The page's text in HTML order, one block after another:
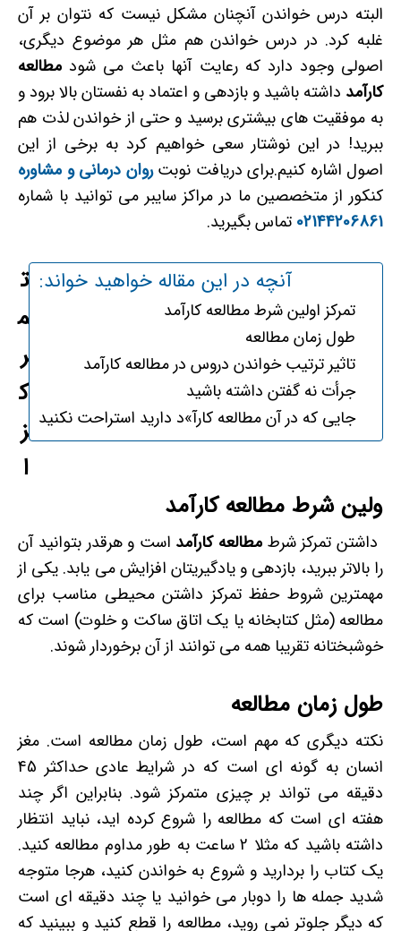
البته درس خواندن آنچنان مشکل نیست که نتوان بر آن
غلبه کرد. در درس خواندن هم مثل هر موضوع دیگری،
اصولی وجود دارد که رعایت آنها باعث می شود مطالعه
کارآمد داشته باشید و بازدهی و اعتماد به نفستان بالا برود و
به موفقیت های بیشتری برسید و حتی از خواندن لذت هم
ببرید! در این نوشتار سعی خواهیم کرد به برخی از این
اصول اشاره کنیم.برای دریافت نوبتروان درمانی و مشاوره
کنکور از متخصصین ما در مراکز سایبر می توانید با شماره
02144206861 تماس بگیرید.
آنچه در این مقاله خواهید خواند:
تمرکز اولین شرط مطالعه کارآمد
طول زمان مطالعه
تاثیر ترتیب خواندن دروس در مطالعه کارآمد
جرأت نه گفتن داشته باشيد
جایی که در آن مطالعه کارآ»د دارید استراحت نکنید
ت
م
ر
ک
ز
ا
ولین شرط مطالعه کارآمد
داشتن تمرکز شرطمطالعه کارآمد است و هرقدر بتوانید آن
را بالاتر ببرید، بازدهی و یادگیریتان افزایش می یابد. یکی از
مهمترین شروط حفظ تمرکز داشتن محیطی مناسب برای
مطالعه (مثل کتابخانه یا یک اتاق ساکت و خلوت) است که
خوشبختانه تقریبا همه می توانند از آن برخوردار شوند.
طول زمان مطالعه
نکته دیگری که مهم است، طول زمان مطالعه است. مغز
انسان به گونه ای است که در شرایط عادی حداکثر 45
دقیقه می تواند بر چیزی متمرکز شود. بنابراین اگر چند
هفته ای است که مطالعه را شروع کرده اید، نباید انتظار
داشته باشید که مثلا 2 ساعت به طور مداوم مطالعه کنید.
یک کتاب را بردارید و شروع به خواندن کنید، هرجا متوجه
شدید جمله ها را دوبار می خوانید یا چند دقیقه ای است
که دیگر جلوتر نمی روید، مطالعه را قطع کنید و ببینید که